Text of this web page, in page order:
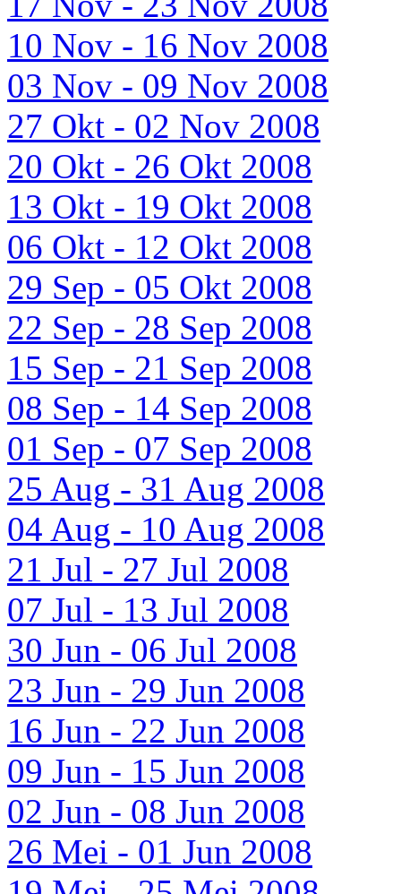
10 Nov - 16 Nov 2008
03 Nov - 09 Nov 2008
27 Okt - 02 Nov 2008
20 Okt - 26 Okt 2008
13 Okt - 19 Okt 2008
06 Okt - 12 Okt 2008
29 Sep - 05 Okt 2008
22 Sep - 28 Sep 2008
15 Sep - 21 Sep 2008
08 Sep - 14 Sep 2008
01 Sep - 07 Sep 2008
25 Aug - 31 Aug 2008
04 Aug - 10 Aug 2008
21 Jul - 27 Jul 2008
07 Jul - 13 Jul 2008
30 Jun - 06 Jul 2008
23 Jun - 29 Jun 2008
16 Jun - 22 Jun 2008
09 Jun - 15 Jun 2008
02 Jun - 08 Jun 2008
26 Mei - 01 Jun 2008